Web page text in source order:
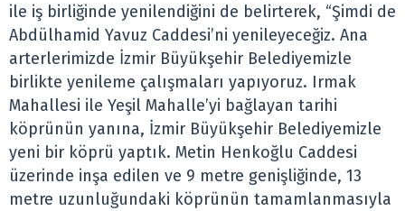
ile iş birliğinde yenilendiğini de belirterek, “Şimdi de
Abdülhamid Yavuz Caddesi’ni yenileyeceğiz. Ana
arterlerimizde İzmir Büyükşehir Belediyemizle
birlikte yenileme çalışmaları yapıyoruz. Irmak
Mahallesi ile Yeşil Mahalle’yi bağlayan tarihi
köprünün yanına, İzmir Büyükşehir Belediyemizle
yeni bir köprü yaptık. Metin Henkoğlu Caddesi
üzerinde inşa edilen ve 9 metre genişliğinde, 13
metre uzunluğundaki köprünün tamamlanmasıyla